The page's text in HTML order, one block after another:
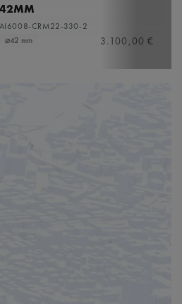
42MM
AI6008-CRM22-330-2
⌀42 mm
3.100,00 €